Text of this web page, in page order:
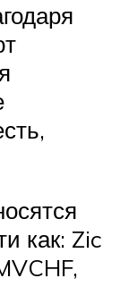
как: Zic